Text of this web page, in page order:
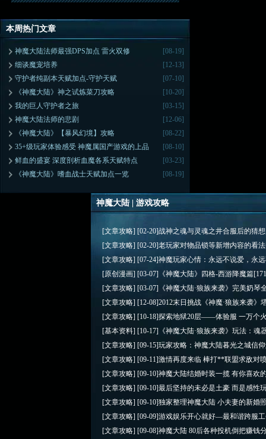
本周热门文章
[08-19]
神魔大陆法师最强DPS加点 雷火双修
[12-13]
细谈魔宠培养
[07-10]
守护者纯副本天赋加点-守护天赋
[10-20]
《神魔大陆》神之试炼菜刀攻略
[03-15]
我的巨人守护者之旅
[12-06]
神魔大陆法师的悲剧
[08-22]
《神魔大陆》【暴风幻境】攻略
[08-10]
35+级玩家体验感受 神魔属国产游戏的上品
[03-23]
鲜血的盛宴 深度剖析血魔各系天赋特点
[08-19]
《神魔大陆》嗜血战士天赋加点一览
神魔大陆 | 游戏攻略
[文章攻略] [02-20]战神之魂与灵魂之井合服后的猜想
[文章攻略] [02-20]老玩家对物品锁等新增内容的看法
[文章攻略] [07-24]神魔玩家心情：永远不说爱，永
[原创漫画] [03-07] 《神魔大陆》四格-西游降魔篇
[文章攻略] [03-07] 《神魔大陆·狼族来袭》完美奶琴
[文章攻略] [12-08]2012末日挑战《神魔·狼族来袭》
[文章攻略] [10-18]探索地狱20层——体验服 一万个
[基本资料] [10-17] 《神魔大陆·狼族来袭》玩法：魂
[文章攻略] [09-15]玩家攻略：神魔大陆暮光之城信
[文章攻略] [09-11]激情再度来临 棒打**联盟求敌对
[文章攻略] [09-10]神魔大陆结婚时装一揽 有你喜欢
[文章攻略] [09-10]最后坚持的未必是土豪 而是感性
[文章攻略] [09-10]独家整理神魔大陆 小夫妻的新婚
[文章攻略] [09-09]游戏娱乐开心就好—最和谐跨服
[文章攻略] [09-08]神魔大陆 80后各种投机倒把赚钱